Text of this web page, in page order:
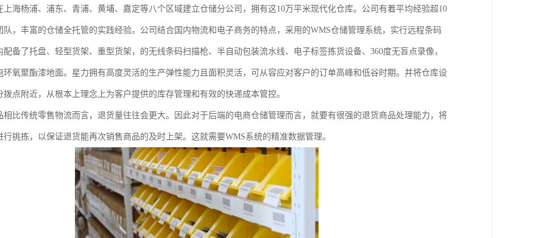
上海杨浦、浦东、青浦、黄埔、嘉定等八个区域建立仓储分公司，拥有这10万平米现代化仓库。公司有着平均经验超10
队，丰富的仓储全托管的实践经验。公司结合国内物流和电子商务的特点，采用的WMS仓储管理系统，实行远程条码
配备了托盘、轻型货架、重型货架，的无线条码扫描枪、半自动包装流水线、电子标签拣货设备、360度无盲点录像，
环氧聚酯漆地面。星力拥有高度灵活的生产弹性能力且面积灵活，可从容应对客户的订单高峰和低谷时期。并将仓库设
拨点附近，从根本上理念上为客户提供的库存管理和有效的快递成本管控。
相比传统零售物流而言，退货量往往会更大。因此对于后端的电商仓储管理而言，就要有很强的退货商品处理能力，将
行挑拣，以保证退货能再次销售商品的及时上架。这就需要WMS系统的精准数据管理。